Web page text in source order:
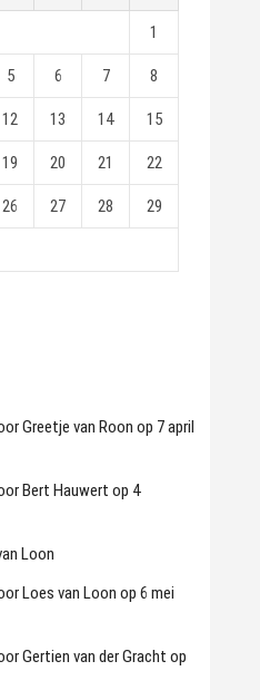
1
5 6 7 8
12 13 14 15
19 20 21 22
26 27 28 29
Greetje van Roon op 7 april
Bert Hauwert op 4
Loon
Loes van Loon op 6 mei
Gertien van der Gracht op